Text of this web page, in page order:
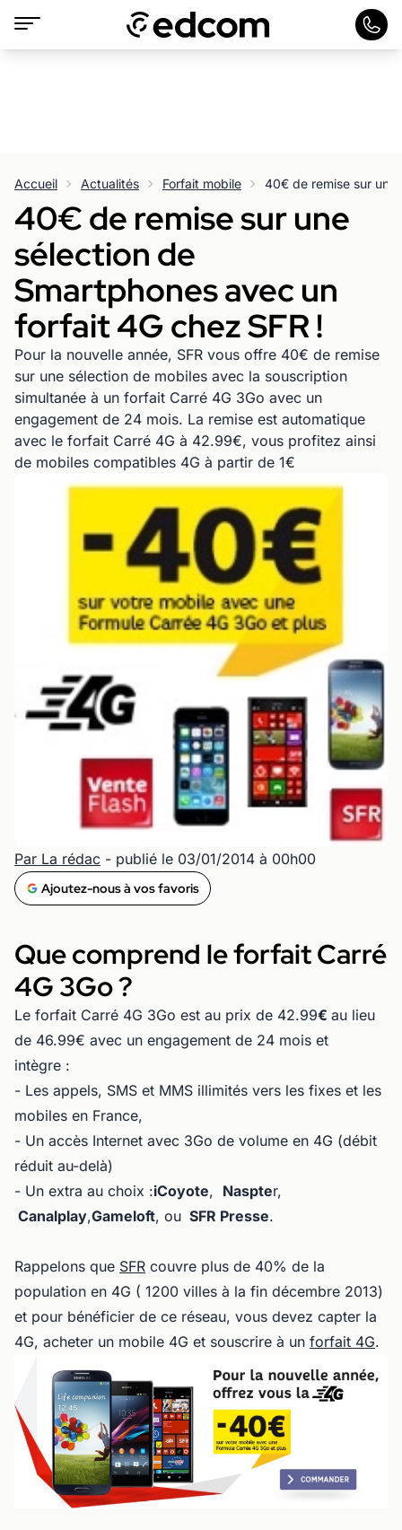
Accueil Actualités Forfait mobile
40€ de remise sur une
sélection de
Smartphones avec un
forfait 4G chez SFR !
Pour la nouvelle année, SFR vous offre 40€ de remise
sur une sélection de mobiles avec la souscription
simultanée à un forfait Carré 4G 3Go avec un
engagement de 24 mois. La remise est automatique
avec le forfait Carré 4G à 42.99€, vous profitez ainsi
de mobiles compatibles 4G à partir de 1€
Par La rédac - publié le 03/01/2014 à 00h00
Ajoutez-nous à vos favoris
Que comprend le forfait Carré
4G 3Go ?
Le forfait Carré 4G 3Go est au prix de 42.99€ au lieu
de 46.99€ avec un engagement de 24 mois et
intègre :
- Les appels, SMS et MMS illimités vers les fixes et les
mobiles en France,
- Un accès Internet avec 3Go de volume en 4G (débit
réduit au-delà)
- Un extra au choix :iCoyote, Naspter,
Canalplay,Gameloft, ou SFR Presse.
Rappelons que SFR couvre plus de 40% de la
population en 4G ( 1200 villes à la fin décembre 2013)
et pour bénéficier de ce réseau, vous devez capter la
4G, acheter un mobile 4G et souscrire à un forfait 4G.